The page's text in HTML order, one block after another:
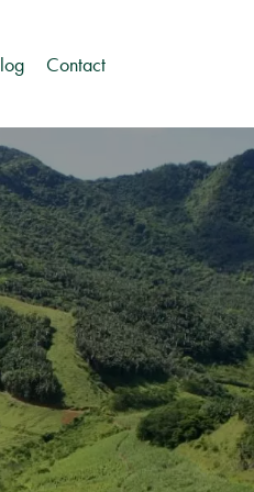
Contact